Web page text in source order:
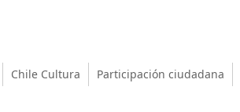
Chile Cultura Participación ciudadana